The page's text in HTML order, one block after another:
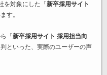
を対象にした「 新卒採用サイト
す。
「 新卒採用サイト 採用担当向
といった、実際のユーザーの声